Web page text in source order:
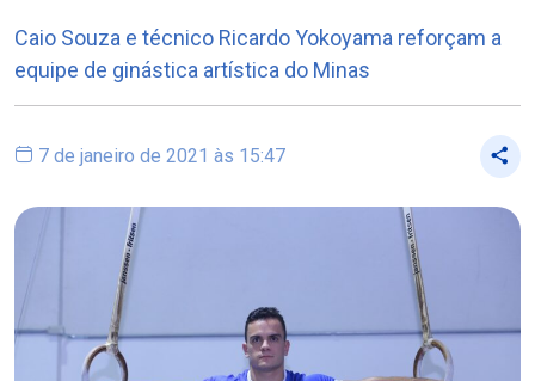
Caio Souza e técnico Ricardo Yokoyama reforçam a
equipe de ginástica artística do Minas
7 de janeiro de 2021 às 15:47